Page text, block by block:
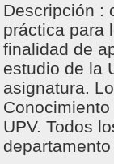
Descripción :
práctica para
finalidad de
estudio de la
asignatura.
UPV. Todos